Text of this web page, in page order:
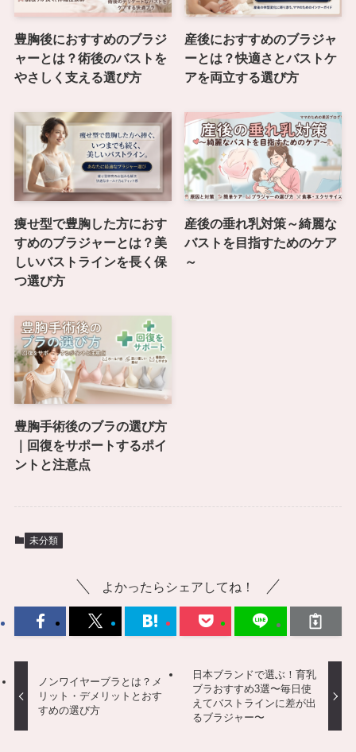
豊胸後におすすめのブラジ
ャーとは？術後のバストを
やさしく支える選び方
産後におすすめのブラジャ
ーとは？快適さとバストケ
アを両立する選び方
痩せ型で豊胸した方におす
すめのブラジャーとは？美
しいバストラインを長く保
つ選び方
産後の垂れ乳対策～綺麗な
バストを目指すためのケア
～
豊胸手術後のブラの選び方
｜回復をサポートするポイ
ントと注意点
未分類
よかったらシェアしてね！
ノンワイヤーブラとは？メ
リット・デメリットとおす
すめの選び方
日本ブランドで選ぶ！育乳
ブラおすすめ3選〜毎日使
えてバストラインに差が出
るブラジャー〜